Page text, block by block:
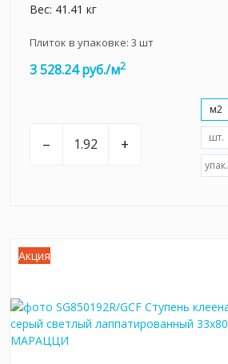
Вес: 41.41 кг
Плиток в упаковке: 3 шт
3 528.24 руб./м2
– +
м2
шт.
упак.
Акция